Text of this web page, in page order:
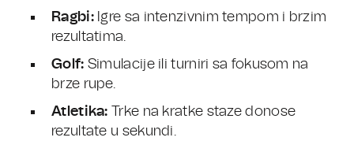
Ragbi:Igre sa intenzivnim tempom i brzim
rezultatima.
Golf: Simulacije ili turniri sa fokusom na
brze rupe.
Atletika: Trke na kratke staze donose
rezultate u sekundi.